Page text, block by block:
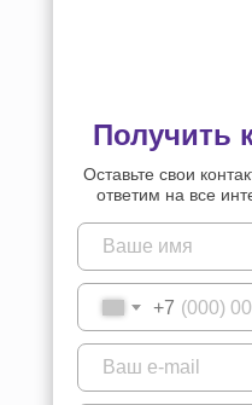
Получить
Оставьте свои
ответим на все
+7